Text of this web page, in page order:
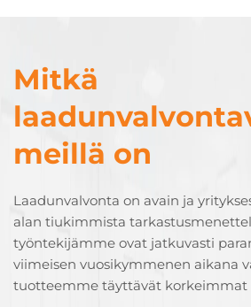
Mitkä
meillä on
Laadunvalvonta on avain ja
alan tiukimmista
työntekijämme ovat jatkuvasti
viimeisen vuosikymmenen aikana
tuotteemme täyttävät korkeimmat